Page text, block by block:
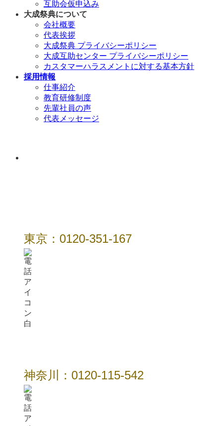
互助会仮申込み
大成祭典について
会社概要
代表挨拶
大成祭典 プライバシーポリシー
大成互助センター プライバシーポリシー
カスタマーハラスメントに対する基本方針
採用情報
仕事紹介
教育研修制度
先輩社員の声
代表メッセージ
東京：0120-351-167
神奈川：0120-115-542